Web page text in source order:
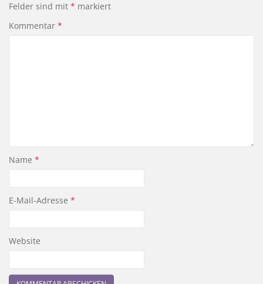
Felder sind mit * markiert
Kommentar *
Name *
E-Mail-Adresse *
Website